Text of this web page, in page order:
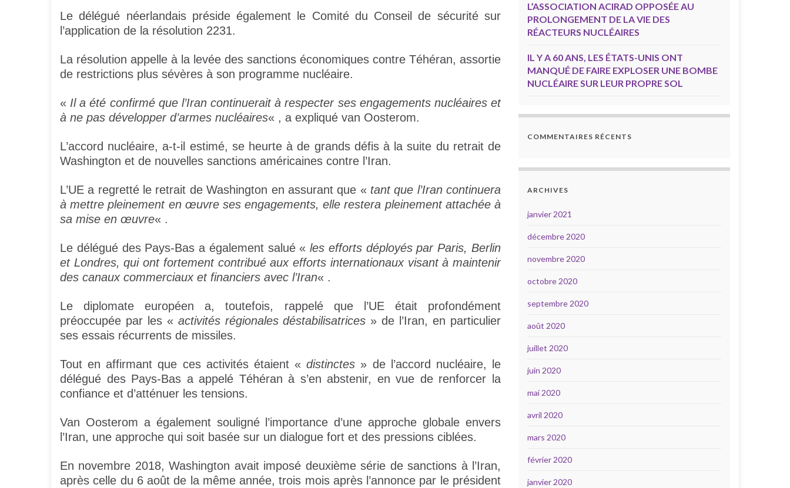
Le délégué néerlandais préside également le Comité du Conseil de sécurité sur
l’application de la résolution 2231.
La résolution appelle à la levée des sanctions économiques contre Téhéran, assortie
de restrictions plus sévères à son programme nucléaire.
« Il a été confirmé que l’Iran continuerait à respecter ses engagements nucléaires et
à ne pas développer d’armes nucléaires« , a expliqué van Oosterom.
L’accord nucléaire, a-t-il estimé, se heurte à de grands défis à la suite du retrait de
Washington et de nouvelles sanctions américaines contre l’Iran.
L’UE a regretté le retrait de Washington en assurant que « tant que l’Iran continuera
à mettre pleinement en œuvre ses engagements, elle restera pleinement attachée à
sa mise en œuvre« .
Le délégué des Pays-Bas a également salué «les efforts déployés par Paris, Berlin
et Londres, qui ont fortement contribué aux efforts internationaux visant à maintenir
des canaux commerciaux et financiers avec l’Iran« .
Le diplomate européen a, toutefois, rappelé que l’UE était profondément
préoccupée par les « activités régionales déstabilisatrices » de l’Iran, en particulier
ses essais récurrents de missiles.
Tout en affirmant que ces activités étaient «distinctes » de l’accord nucléaire, le
délégué des Pays-Bas a appelé Téhéran à s’en abstenir, en vue de renforcer la
confiance et d’atténuer les tensions.
Van Oosterom a également souligné l’importance d’une approche globale envers
l’Iran, une approche qui soit basée sur un dialogue fort et des pressions ciblées.
En novembre 2018, Washington avait imposé deuxième série de sanctions à l’Iran,
après celle du 6 août de la même année, trois mois après l’annonce par le président
L’ASSOCIATION ACIRAD OPPOSÉE AU
PROLONGEMENT DE LA VIE DES
RÉACTEURS NUCLÉAIRES
IL Y A 60 ANS, LES ÉTATS-UNIS ONT
MANQUÉ DE FAIRE EXPLOSER UNE BOMBE
NUCLÉAIRE SUR LEUR PROPRE SOL
COMMENTAIRES RÉCENTS
ARCHIVES
janvier 2021
décembre 2020
novembre 2020
octobre 2020
septembre 2020
août 2020
juillet 2020
juin 2020
mai 2020
avril 2020
mars 2020
février 2020
janvier 2020